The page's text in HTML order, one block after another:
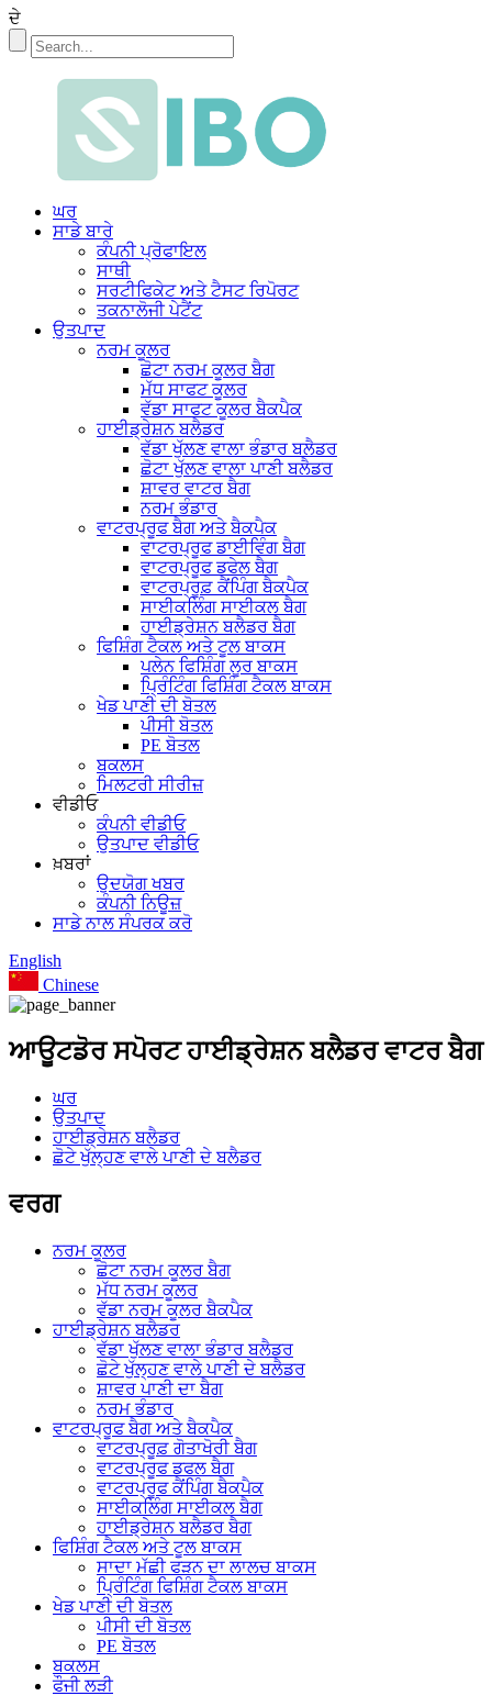
ਦੇ
ਘਰ
ਸਾਡੇ ਬਾਰੇ
ਕੰਪਨੀ ਪ੍ਰੋਫਾਇਲ
ਸਾਥੀ
ਸਰਟੀਫਿਕੇਟ ਅਤੇ ਟੈਸਟ ਰਿਪੋਰਟ
ਤਕਨਾਲੋਜੀ ਪੇਟੈਂਟ
ਉਤਪਾਦ
ਨਰਮ ਕੂਲਰ
ਛੋਟਾ ਨਰਮ ਕੂਲਰ ਬੈਗ
ਮੱਧ ਸਾਫਟ ਕੂਲਰ
ਵੱਡਾ ਸਾਫਟ ਕੂਲਰ ਬੈਕਪੈਕ
ਹਾਈਡ੍ਰੇਸ਼ਨ ਬਲੈਡਰ
ਵੱਡਾ ਖੁੱਲਣ ਵਾਲਾ ਭੰਡਾਰ ਬਲੈਡਰ
ਛੋਟਾ ਖੁੱਲਣ ਵਾਲਾ ਪਾਣੀ ਬਲੈਡਰ
ਸ਼ਾਵਰ ਵਾਟਰ ਬੈਗ
ਨਰਮ ਭੰਡਾਰ
ਵਾਟਰਪ੍ਰੂਫ ਬੈਗ ਅਤੇ ਬੈਕਪੈਕ
ਵਾਟਰਪ੍ਰੂਫ ਡਾਈਵਿੰਗ ਬੈਗ
ਵਾਟਰਪ੍ਰੂਫ ਡਫੇਲ ਬੈਗ
ਵਾਟਰਪ੍ਰੂਫ਼ ਕੈਂਪਿੰਗ ਬੈਕਪੈਕ
ਸਾਈਕਲਿੰਗ ਸਾਈਕਲ ਬੈਗ
ਹਾਈਡ੍ਰੇਸ਼ਨ ਬਲੈਡਰ ਬੈਗ
ਫਿਸ਼ਿੰਗ ਟੈਕਲ ਅਤੇ ਟੂਲ ਬਾਕਸ
ਪਲੇਨ ਫਿਸ਼ਿੰਗ ਲੂਰ ਬਾਕਸ
ਪ੍ਰਿੰਟਿੰਗ ਫਿਸ਼ਿੰਗ ਟੈਕਲ ਬਾਕਸ
ਖੇਡ ਪਾਣੀ ਦੀ ਬੋਤਲ
ਪੀਸੀ ਬੋਤਲ
PE ਬੋਤਲ
ਬਕਲਸ
ਮਿਲਟਰੀ ਸੀਰੀਜ਼
ਵੀਡੀਓ
ਕੰਪਨੀ ਵੀਡੀਓ
ਉਤਪਾਦ ਵੀਡੀਓ
ਖ਼ਬਰਾਂ
ਉਦਯੋਗ ਖਬਰ
ਕੰਪਨੀ ਨਿਊਜ਼
ਸਾਡੇ ਨਾਲ ਸੰਪਰਕ ਕਰੋ
English
Chinese
ਆਊਟਡੋਰ ਸਪੋਰਟ ਹਾਈਡ੍ਰੇਸ਼ਨ ਬਲੈਡਰ ਵਾਟਰ ਬੈਗ
ਘਰ
ਉਤਪਾਦ
ਹਾਈਡ੍ਰੇਸ਼ਨ ਬਲੈਡਰ
ਛੋਟੇ ਖੁੱਲ੍ਹਣ ਵਾਲੇ ਪਾਣੀ ਦੇ ਬਲੈਡਰ
ਵਰਗ
ਨਰਮ ਕੂਲਰ
ਛੋਟਾ ਨਰਮ ਕੂਲਰ ਬੈਗ
ਮੱਧ ਨਰਮ ਕੂਲਰ
ਵੱਡਾ ਨਰਮ ਕੂਲਰ ਬੈਕਪੈਕ
ਹਾਈਡ੍ਰੇਸ਼ਨ ਬਲੈਡਰ
ਵੱਡਾ ਖੁੱਲਣ ਵਾਲਾ ਭੰਡਾਰ ਬਲੈਡਰ
ਛੋਟੇ ਖੁੱਲ੍ਹਣ ਵਾਲੇ ਪਾਣੀ ਦੇ ਬਲੈਡਰ
ਸ਼ਾਵਰ ਪਾਣੀ ਦਾ ਬੈਗ
ਨਰਮ ਭੰਡਾਰ
ਵਾਟਰਪ੍ਰੂਫ ਬੈਗ ਅਤੇ ਬੈਕਪੈਕ
ਵਾਟਰਪ੍ਰੂਫ਼ ਗੋਤਾਖੋਰੀ ਬੈਗ
ਵਾਟਰਪ੍ਰੂਫ ਡਫਲ ਬੈਗ
ਵਾਟਰਪ੍ਰੂਫ ਕੈਂਪਿੰਗ ਬੈਕਪੈਕ
ਸਾਈਕਲਿੰਗ ਸਾਈਕਲ ਬੈਗ
ਹਾਈਡ੍ਰੇਸ਼ਨ ਬਲੈਡਰ ਬੈਗ
ਫਿਸ਼ਿੰਗ ਟੈਕਲ ਅਤੇ ਟੂਲ ਬਾਕਸ
ਸਾਦਾ ਮੱਛੀ ਫੜਨ ਦਾ ਲਾਲਚ ਬਾਕਸ
ਪ੍ਰਿੰਟਿੰਗ ਫਿਸ਼ਿੰਗ ਟੈਕਲ ਬਾਕਸ
ਖੇਡ ਪਾਣੀ ਦੀ ਬੋਤਲ
ਪੀਸੀ ਦੀ ਬੋਤਲ
PE ਬੋਤਲ
ਬਕਲਸ
ਫੌਜੀ ਲੜੀ